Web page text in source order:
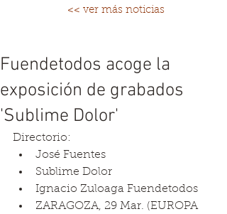
<< ver más noticias
Fuendetodos acoge la
exposición de grabados
'Sublime Dolor'
Directorio:
José Fuentes
Sublime Dolor
Ignacio Zuloaga Fuendetodos
ZARAGOZA, 29 Mar. (EUROPA